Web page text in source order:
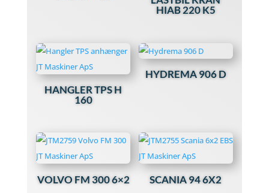
HIAB 220 K5
HANGLER TPS H
160
HYDREMA 906 D
VOLVO FM 300 6×2 SCANIA 94 6X2